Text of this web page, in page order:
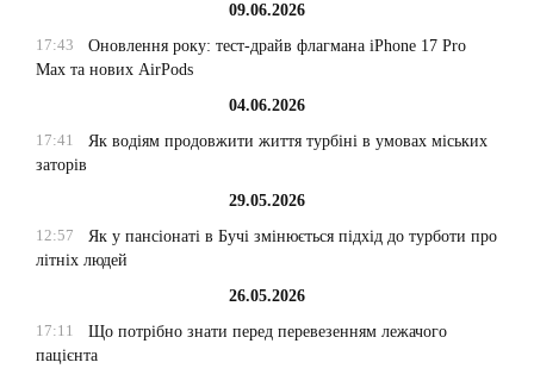
09.06.2026
17:43
Оновлення року: тест-драйв флагмана iPhone 17 Pro
Max та нових AirPods
04.06.2026
17:41
Як водіям продовжити життя турбіні в умовах міських
заторів
29.05.2026
12:57
Як у пансіонаті в Бучі змінюється підхід до турботи про
літніх людей
26.05.2026
17:11
Що потрібно знати перед перевезенням лежачого
пацієнта